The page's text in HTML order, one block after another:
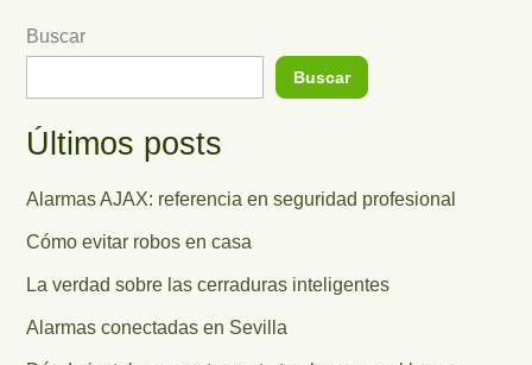
Buscar
Buscar
Últimos posts
Alarmas AJAX: referencia en seguridad profesional
Cómo evitar robos en casa
La verdad sobre las cerraduras inteligentes
Alarmas conectadas en Sevilla